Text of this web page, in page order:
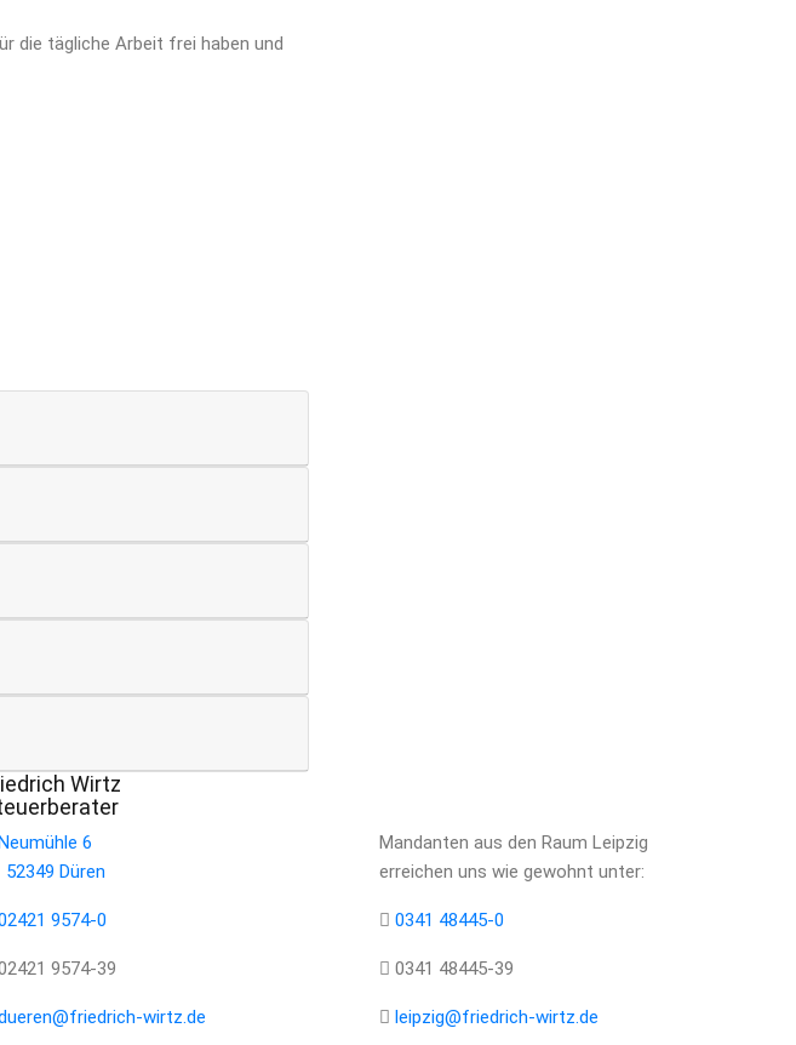
die tägliche Arbeit frei haben und
Wirtz
6
Düren
9574-0
9574-39
wirtz.de
Mandanten aus den Raum Leipzig
erreichen uns wie gewohnt unter:
0341 48445-0
0341 48445-39
leipzig@friedrich-wirtz.de